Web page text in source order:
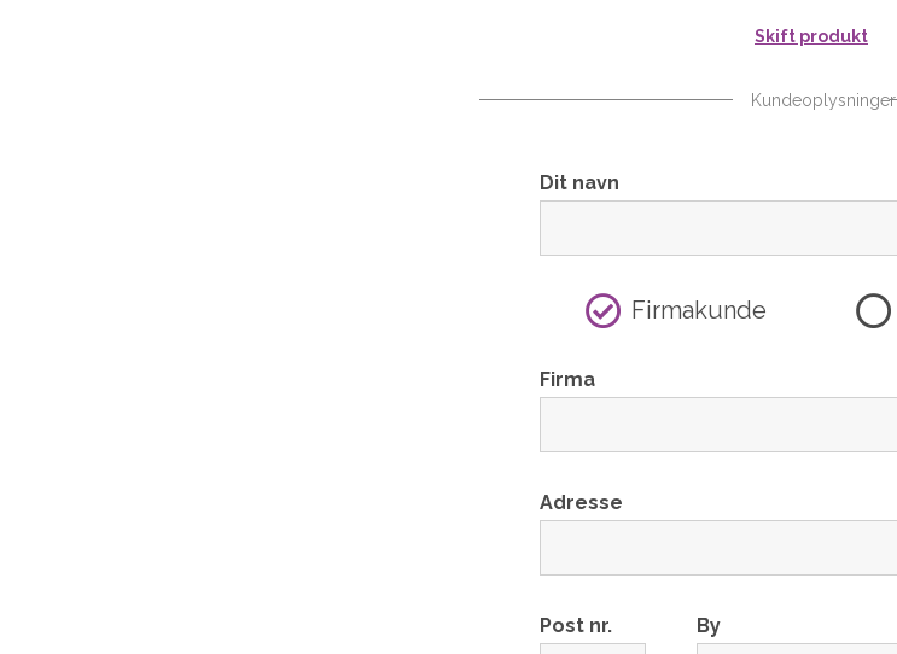
Skift produkt
Kundeoplysninger
Dit navn
Firmakunde
Firma
Adresse
Post nr. By